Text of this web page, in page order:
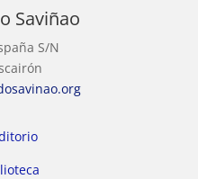
Saviñao
S/N